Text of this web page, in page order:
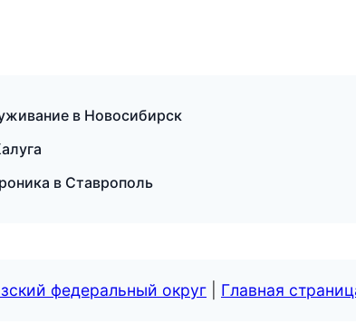
в Новосибирск
в Ставрополь
федеральный округ Главная